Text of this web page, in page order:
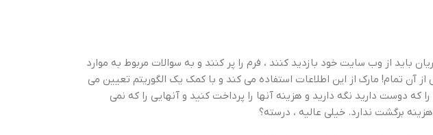
از وب سایت خود بازدید کنند ، فرم را پر کنند و به سوالات مربوط به موارد
آن تمام! مارک از این اطلاعات استفاده می کند و با کمک یک الگوریتم تعیین می
می رسد و حدود 8 مورد لباس دارد. می توانید آنهایی را که دوست دارید نگه دارید و هزینه آنها را پرداخت کنید و آنهایی را که نمی